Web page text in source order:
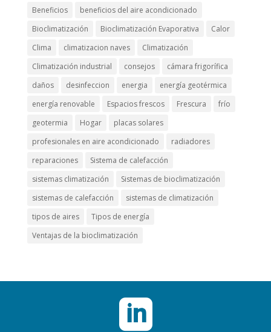
Beneficios
beneficios del aire acondicionado
Bioclimatización
Bioclimatización Evaporativa
Calor
Clima
climatizacion naves
Climatización
Climatización industrial
consejos
cámara frigorífica
daños
desinfeccion energia
energía geotérmica
energía renovable
Espacios frescos Frescura
frío
geotermia
Hogar
placas solares
profesionales en aire acondicionado
radiadores
reparaciones
Sistema de calefacción
sistemas climatización
Sistemas de bioclimatización
sistemas de calefacción
sistemas de climatización
tipos de aires
Tipos de energía
Ventajas de la bioclimatización
